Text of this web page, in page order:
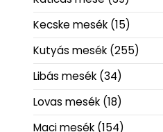
Kecske mesék (15)
Kutyás mesék (255)
Libás mesék (34)
Lovas mesék (18)
Maci mesék (154)